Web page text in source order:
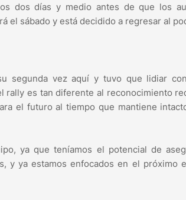
dos días y medio antes de que los
el sábado y está decidido a regresar al
segunda vez aquí y tuvo que lidiar
rally es tan diferente al reconocimiento
el futuro al tiempo que mantiene
ya que teníamos el potencial de
y ya estamos enfocados en el próximo